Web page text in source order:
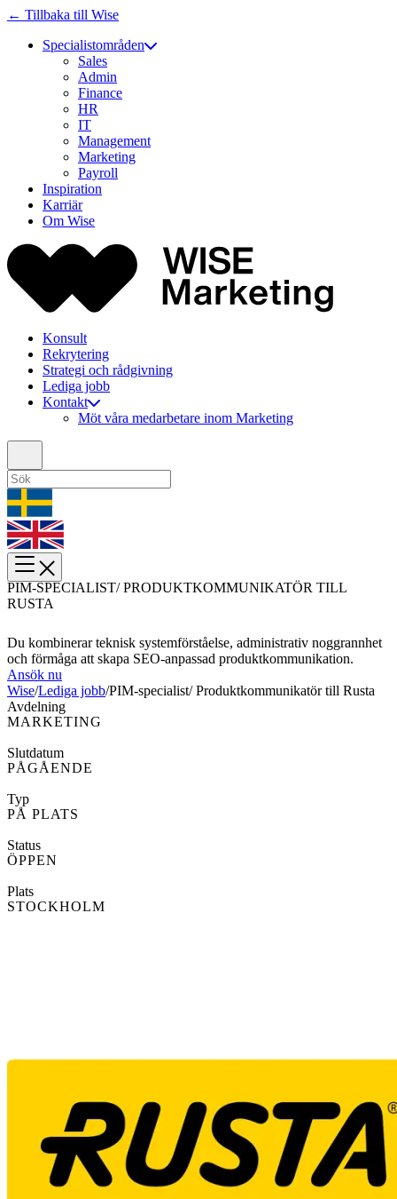
← Tillbaka till Wise
Specialistområden
Sales
Admin
Finance
HR
IT
Management
Marketing
Payroll
Inspiration
Karriär
Om Wise
Konsult
Rekrytering
Strategi och rådgivning
Lediga jobb
Kontakt
Möt våra medarbetare inom Marketing
PIM-SPECIALIST/ PRODUKTKOMMUNIKATÖR TILL
RUSTA
Du kombinerar teknisk systemförståelse, administrativ noggrannhet
och förmåga att skapa SEO-anpassad produktkommunikation.
Ansök nu
Wise/Lediga jobb/PIM-specialist/ Produktkommunikatör till Rusta
Avdelning
MARKETING
Slutdatum
PÅGÅENDE
Typ
PÅ PLATS
Status
ÖPPEN
Plats
STOCKHOLM